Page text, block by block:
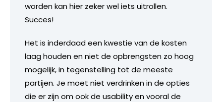
worden kan hier zeker wel iets uitrollen.
Succes!
Het is inderdaad een kwestie van de kosten
laag houden en niet de opbrengsten zo hoog
mogelijk, in tegenstelling tot de meeste
partijen. Je moet niet verdrinken in de opties
die er zijn om ook de usability en vooral de